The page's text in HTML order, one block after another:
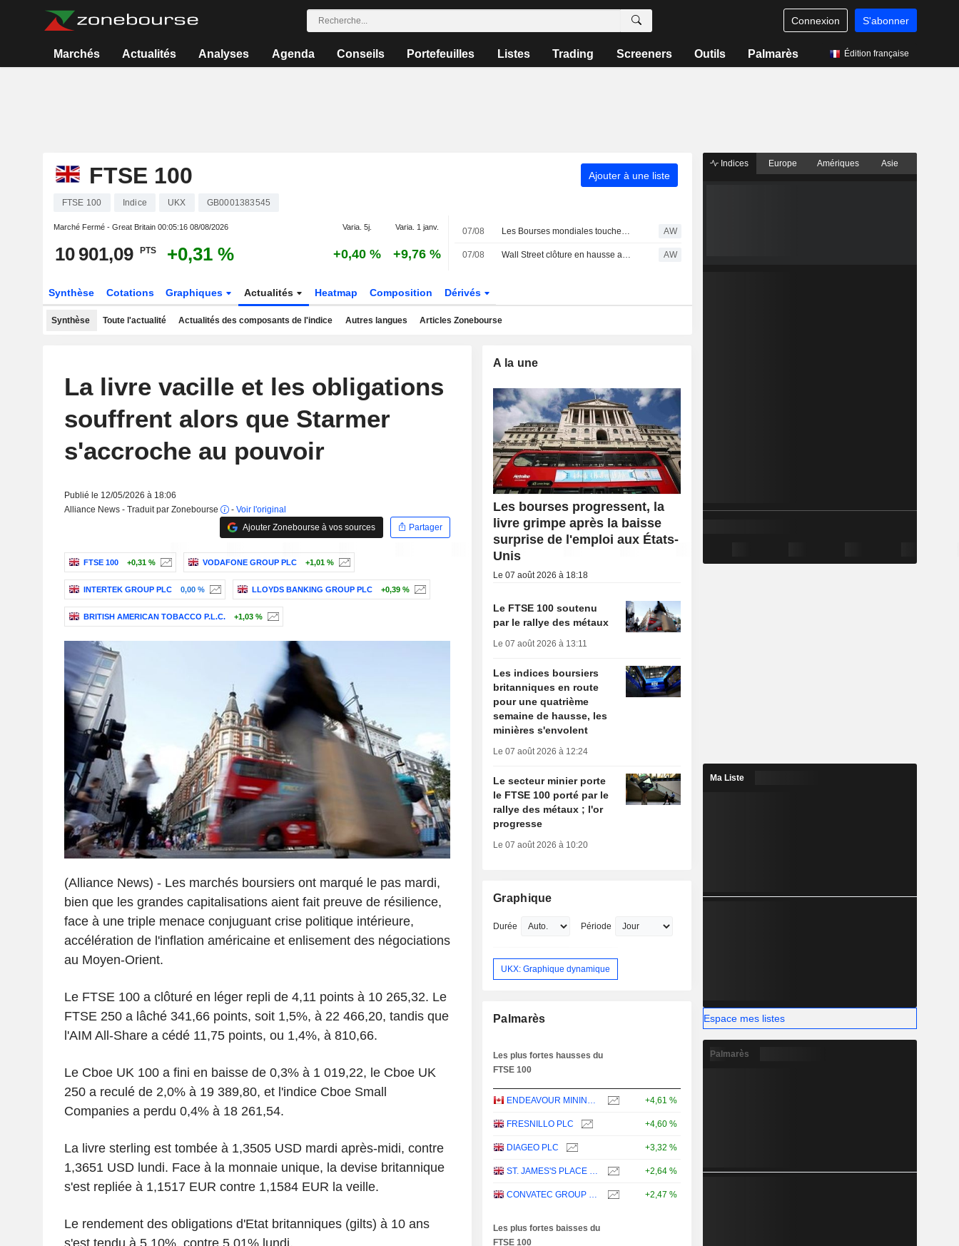
Connexion S'abonner
Marchés Actualités Analyses Agenda Conseils Portefeuilles Listes Trading Screeners Outils Palmarès Édition française
FTSE 100 Ajouter à une liste
FTSE 100 Indice UKX GB0001383545
Marché Fermé - Great Britain 00:05:16 08/08/2026 Varia. 5j. Varia. 1 janv.
10 901,09 PTS +0,31 % +0,40 % +9,76 %
07/08 Les Bourses mondiales touchent des sommets après l'emploi américain AW
07/08 Wall Street clôture en hausse après l'emploi américain AW
Synthèse Cotations Graphiques Actualités Heatmap Composition Dérivés
Synthèse Toute l'actualité Actualités des composants de l'indice Autres langues Articles Zonebourse
La livre vacille et les obligations
souffrent alors que Starmer
s'accroche au pouvoir
Publié le 12/05/2026 à 18:06
Alliance News - Traduit par Zonebourse
- Voir l'original
Ajouter Zonebourse à vos sources
Partager
FTSE 100 +0,31 % VODAFONE GROUP PLC +1,01 %
INTERTEK GROUP PLC 0,00 % LLOYDS BANKING GROUP PLC +0,39 %
BRITISH AMERICAN TOBACCO P.L.C. +1,03 %
(Alliance News) - Les marchés boursiers ont marqué le pas mardi,
bien que les grandes capitalisations aient fait preuve de résilience,
face à une triple menace conjuguant crise politique intérieure,
accélération de l'inflation américaine et enlisement des négociations
au Moyen-Orient.
Le FTSE 100 a clôturé en léger repli de 4,11 points à 10 265,32. Le
FTSE 250 a lâché 341,66 points, soit 1,5%, à 22 466,20, tandis que
l'AIM All-Share a cédé 11,75 points, ou 1,4%, à 810,66.
Le Cboe UK 100 a fini en baisse de 0,3% à 1 019,22, le Cboe UK
250 a reculé de 2,0% à 19 389,80, et l'indice Cboe Small
Companies a perdu 0,4% à 18 261,54.
La livre sterling est tombée à 1,3505 USD mardi après-midi, contre
1,3651 USD lundi. Face à la monnaie unique, la devise britannique
s'est repliée à 1,1517 EUR contre 1,1584 EUR la veille.
Le rendement des obligations d'Etat britanniques (gilts) à 10 ans
s'est tendu à 5,10%, contre 5,01% lundi.
A la une
Les bourses progressent, la
livre grimpe après la baisse
surprise de l'emploi aux États-
Unis
Le 07 août 2026 à 18:18
Le FTSE 100 soutenu
par le rallye des métaux
Le 07 août 2026 à 13:11
Les indices boursiers
britanniques en route
pour une quatrième
semaine de hausse, les
minières s'envolent
Le 07 août 2026 à 12:24
Le secteur minier porte
le FTSE 100 porté par le
rallye des métaux ; l'or
progresse
Le 07 août 2026 à 10:20
Graphique
Durée Période
UKX: Graphique dynamique
Palmarès
Les plus fortes hausses du
FTSE 100
ENDEAVOUR MINING PLC +4,61 %
FRESNILLO PLC +4,60 %
DIAGEO PLC +3,32 %
ST. JAMES'S PLACE PLC +2,64 %
CONVATEC GROUP PLC +2,47 %
Les plus fortes baisses du
FTSE 100
Indices Europe Amériques Asie
Ma Liste
Espace mes listes
Palmarès